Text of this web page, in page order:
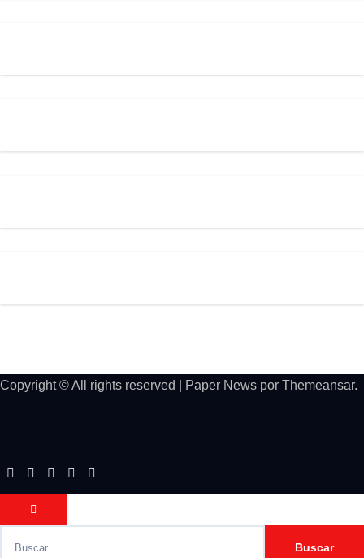
Copyright © All rights reserved Paper News por Themeansar.